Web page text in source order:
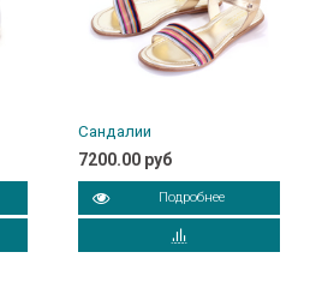
Сандалии
7200.00 руб
Подробнее